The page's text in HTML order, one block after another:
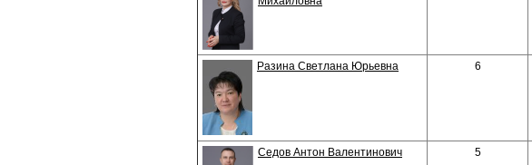
Разина Светлана Юрьевна
6
Седов Антон Валентинович
5